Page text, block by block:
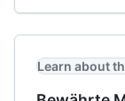
Learn about